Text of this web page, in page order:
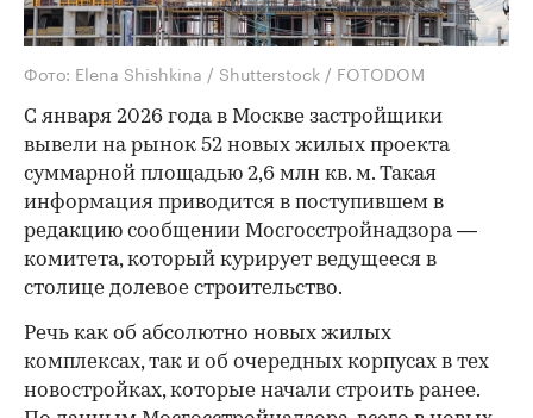
Фото: Elena Shishkina / Shutterstock / FOTODOM
С января 2026 года в Москве застройщики
вывели на рынок 52 новых жилых проекта
суммарной площадью 2,6 млн кв. м. Такая
информация приводится в поступившем в
редакцию сообщении Мосгосстройнадзора —
комитета, который курирует ведущееся в
столице долевое строительство.
Речь как об абсолютно новых жилых
комплексах, так и об очередных корпусах в тех
новостройках, которые начали строить ранее.